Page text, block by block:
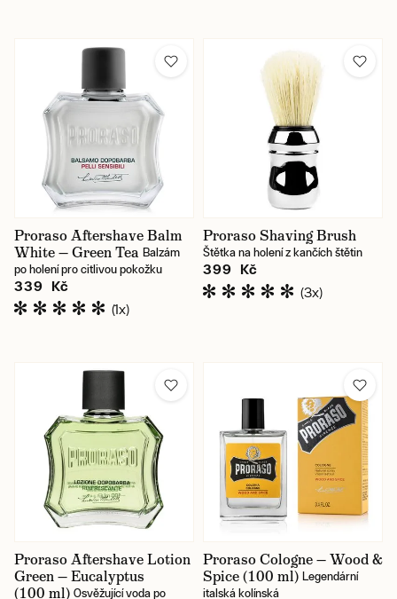
Proraso Aftershave Balm
White — Green Tea Balzám
po holení pro citlivou pokožku
339 Kč
(1x)
Proraso Shaving Brush
Štětka na holení z kančích štětin
399 Kč
(3x)
Proraso Aftershave Lotion
Green — Eucalyptus
(100 ml) Osvěžující voda po
Proraso Cologne — Wood &
Spice (100 ml) Legendární
italská kolínská